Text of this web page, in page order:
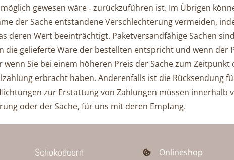
ge­we­sen wäre ‑ zurückzuführen ist. Im Übrigen
der Sache entstandene Ver­schlech­te­rung vermeiden,
deren Wert beeinträchtigt. Paketversandfähige Sachen
die gelieferte Ware der bestellten entspricht und wenn der
Sie bei einem höheren Preis der Sache zum
erbracht haben. Anderenfalls ist die Rücksendung
zur Erstattung von Zahlungen müssen
oder der Sache, für uns mit deren Empfang.
Schokodeern
Onlineshop